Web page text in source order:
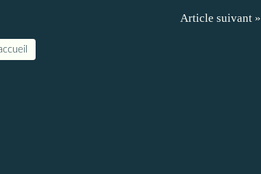
Article suivant »